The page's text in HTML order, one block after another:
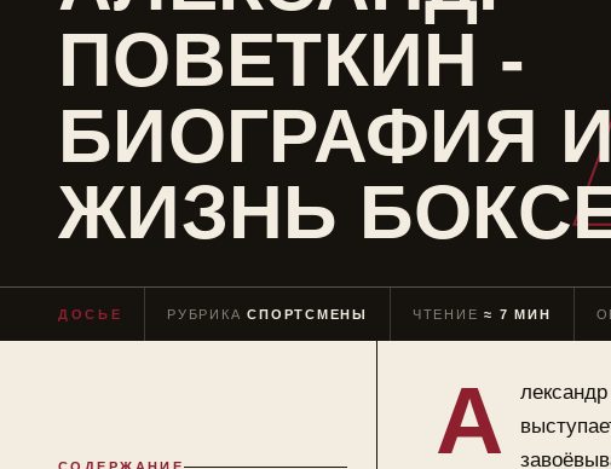
ПОВЕТКИН -
БИОГРАФИЯ
ЖИЗНЬ
ДОСЬЕ РУБРИКАСПОРТСМЕНЫ ЧТЕНИЕ≈ 7 МИН
А